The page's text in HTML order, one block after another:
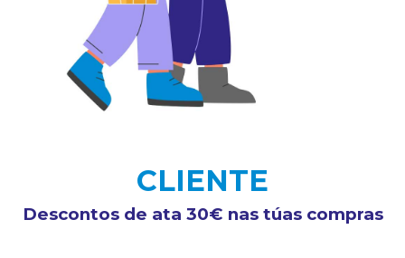
CLIENTE
Descontos de ata 30€ nas túas compras